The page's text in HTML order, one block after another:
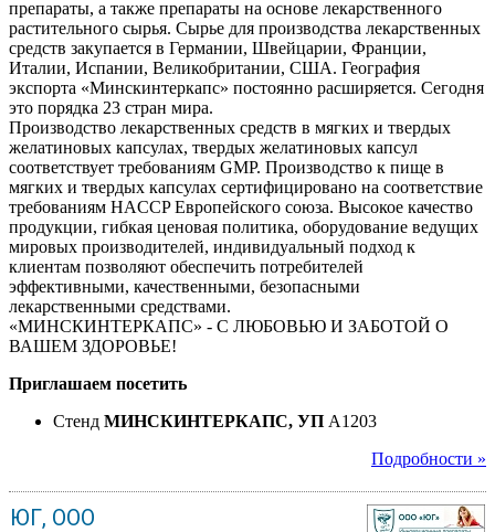
препараты, а также препараты на основе лекарственного
растительного сырья. Сырье для производства лекарственных
средств закупается в Германии, Швейцарии, Франции,
Италии, Испании, Великобритании, США. География
экспорта «Минскинтеркапс» постоянно расширяется. Сегодня
это порядка 23 стран мира.
Производство лекарственных средств в мягких и твердых
желатиновых капсулах, твердых желатиновых капсул
соответствует требованиям GMP. Производство к пище в
мягких и твердых капсулах сертифицировано на соответствие
требованиям HACCP Европейского союза. Высокое качество
продукции, гибкая ценовая политика, оборудование ведущих
мировых производителей, индивидуальный подход к
клиентам позволяют обеспечить потребителей
эффективными, качественными, безопасными
лекарственными средствами.
«МИНСКИНТЕРКАПС» - С ЛЮБОВЬЮ И ЗАБОТОЙ О
ВАШЕМ ЗДОРОВЬЕ!
Приглашаем посетить
Стенд МИНСКИНТЕРКАПС, УП A1203
Подробности »
ЮГ, ООО